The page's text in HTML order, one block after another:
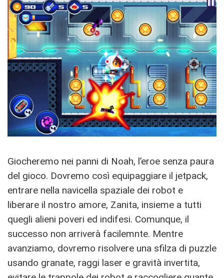
Giocheremo nei panni di Noah, l’eroe senza paura
del gioco. Dovremo così equipaggiare il jetpack,
entrare nella navicella spaziale dei robot e
liberare il nostro amore, Zanita, insieme a tutti
quegli alieni poveri ed indifesi. Comunque, il
successo non arriverà facilemnte. Mentre
avanziamo, dovremo risolvere una sfilza di puzzle
usando granate, raggi laser e gravità invertita,